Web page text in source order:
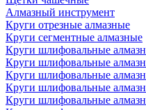
Алмазный инструмент
Круги отрезные алмазные
Круги сегментные алмазные
Круги шлифовальные
Круги шлифовальные
Круги шлифовальные
Круги шлифовальные
Круги шлифовальные